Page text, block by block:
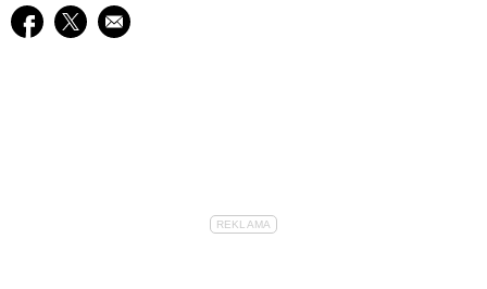
Udostępnij na facebook
Udostępnij na twitter
E-mail do przyjaciela